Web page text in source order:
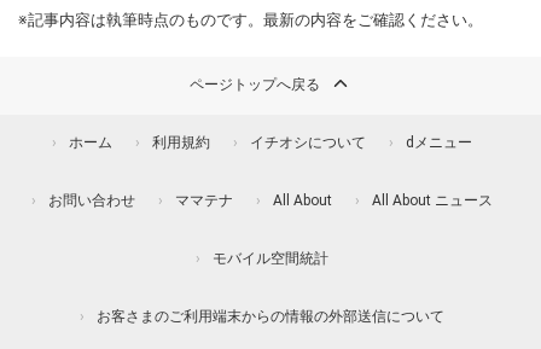
※記事内容は執筆時点のものです。最新の内容をご確認ください。
ページトップへ戻る
ホーム 利用規約 イチオシについて dメニュー
お問い合わせ ママテナ All About All About ニュース
モバイル空間統計
お客さまのご利用端末からの情報の外部送信について